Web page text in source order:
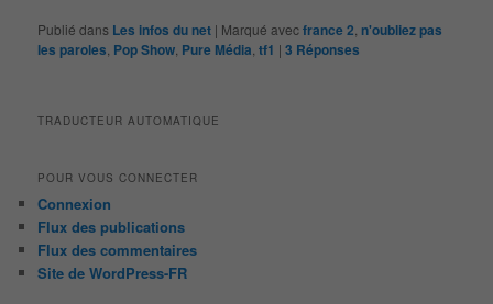
Publié dans Les infos du net | Marqué avecfrance 2 n'oubliez pas
les paroles Pop Show Pure Média ,tf1 |3 Réponses
TRADUCTEUR AUTOMATIQUE
POUR VOUS CONNECTER
Connexion
Flux des publications
Flux des commentaires
Site de WordPress-FR